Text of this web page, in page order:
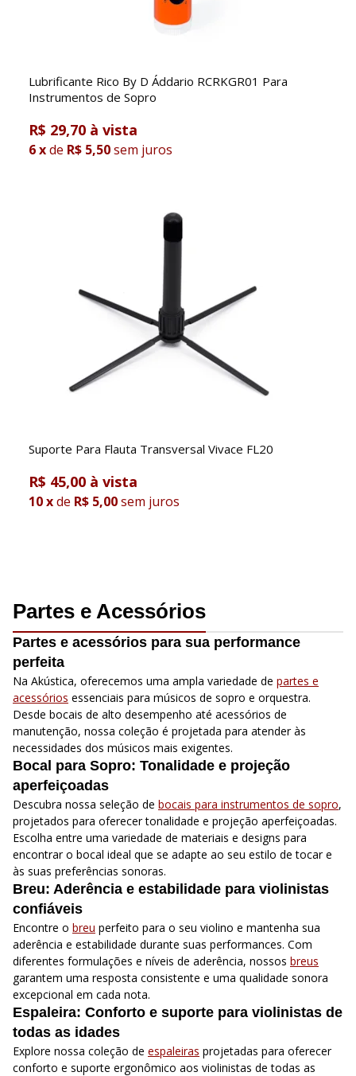
Lubrificante Rico By D Áddario RCRKGR01 Para
Instrumentos de Sopro
R$ 29,70
6xde R$ 5,50sem juros
Suporte Para Flauta Transversal Vivace FL20
R$ 45,00
10xde R$ 5,00sem juros
Partes e Acessórios
Partes e acessórios para sua performance
perfeita
Na Akústica, oferecemos uma ampla variedade de partes e
acessórios essenciais para músicos de sopro e orquestra.
Desde bocais de alto desempenho até acessórios de
manutenção, nossa coleção é projetada para atender às
necessidades dos músicos mais exigentes.
Bocal para Sopro: Tonalidade e projeção
aperfeiçoadas
Descubra nossa seleção de bocais para instrumentos de sopro,
projetados para oferecer tonalidade e projeção aperfeiçoadas.
Escolha entre uma variedade de materiais e designs para
encontrar o bocal ideal que se adapte ao seu estilo de tocar e
às suas preferências sonoras.
Breu: Aderência e estabilidade para violinistas
confiáveis
Encontre o breu perfeito para o seu violino e mantenha sua
aderência e estabilidade durante suas performances. Com
diferentes formulações e níveis de aderência, nossos breus
garantem uma resposta consistente e uma qualidade sonora
excepcional em cada nota.
Espaleira: Conforto e suporte para violinistas de
todas as idades
Explore nossa coleção de espaleiras projetadas para oferecer
conforto e suporte ergonômico aos violinistas de todas as